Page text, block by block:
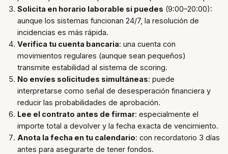
Solicita en horario laborable si puedes (9:00–20:00):
aunque los sistemas funcionan 24/7, la resolución de
incidencias es más rápida.
Verifica tu cuenta bancaria: una cuenta con
movimientos regulares (aunque sean pequeños)
transmite estabilidad al sistema de scoring.
No envíes solicitudes simultáneas: puede
interpretarse como señal de desesperación financiera y
reducir las probabilidades de aprobación.
Lee el contrato antes de firmar: especialmente el
importe total a devolver y la fecha exacta de vencimiento.
Anota la fecha en tu calendario: con recordatorio 3 días
antes para asegurarte de tener fondos.